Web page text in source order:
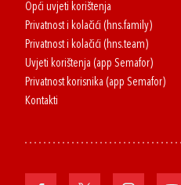
Opći uvjeti korištenja
Privatnost i kolačići (hns.family)
Privatnost i kolačići (hns.team)
Uvjeti korištenja (app Semafor)
Privatnost korisnika (app Semafor)
Kontakti